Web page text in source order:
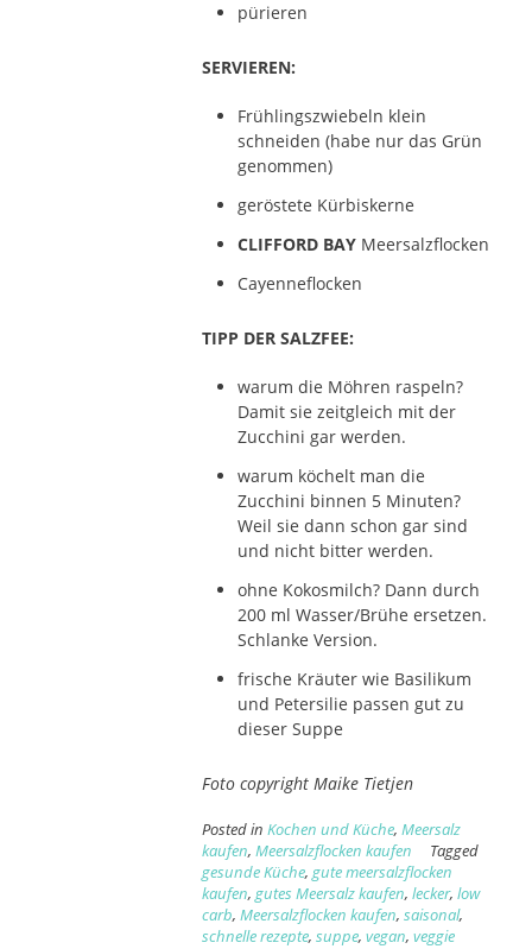
pürieren
SERVIEREN:
Frühlingszwiebeln klein
schneiden (habe nur das Grün
genommen)
geröstete Kürbiskerne
CLIFFORD BAYMeersalzflocken
Cayenneflocken
TIPP DER SALZFEE:
warum die Möhren raspeln?
Damit sie zeitgleich mit der
Zucchini gar werden.
warum köchelt man die
Zucchini binnen 5 Minuten?
Weil sie dann schon gar sind
und nicht bitter werden.
ohne Kokosmilch? Dann durch
200 ml Wasser/Brühe ersetzen.
Schlanke Version.
frische Kräuter wie Basilikum
und Petersilie passen gut zu
dieser Suppe
Foto copyright Maike Tietjen
Posted in Kochen und Küche, Meersalz
kaufen, Meersalzflocken kaufen
Tagged
gesunde Küche,gute meersalzflocken
kaufen,gutes Meersalz kaufen, lecker, low
carb, Meersalzflocken kaufen, saisonal,
schnelle rezepte, suppe, vegan, veggie